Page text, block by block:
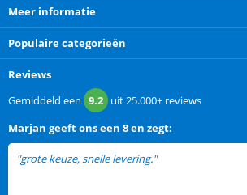
Meer informatie
Populaire categorieën
Reviews
Gemiddeld een 9.2 uit25.000+ reviews
Marjan geeft ons een 8 en zegt:
"grote keuze, snelle levering."